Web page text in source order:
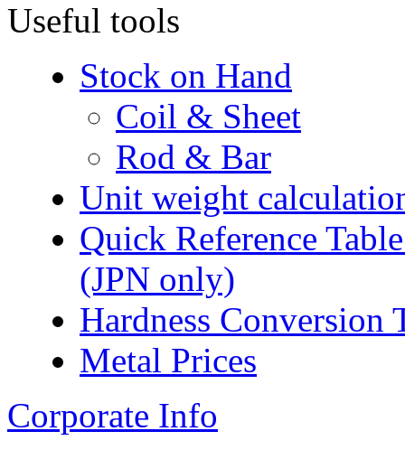
Useful tools
Stock on Hand
Coil & Sheet
Rod & Bar
Unit weight
Quick Reference
(JPN only)
Hardness Conversion
Metal Prices
Corporate Info